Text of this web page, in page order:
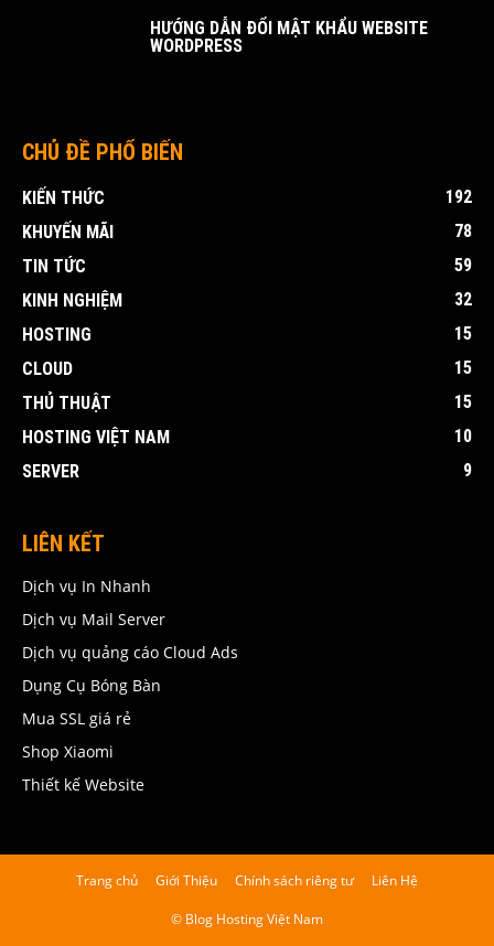
HƯỚNG DẪN ĐỔI MẬT KHẨU WEBSITE
WORDPRESS
CHỦ ĐỀ PHỔ BIẾN
KIẾN THỨC
192
KHUYẾN MÃI
78
TIN TỨC
59
KINH NGHIỆM
32
HOSTING
15
CLOUD
15
THỦ THUẬT
15
HOSTING VIỆT NAM
10
SERVER
9
LIÊN KẾT
Dịch vụ In Nhanh
Dịch vụ Mail Server
Dịch vụ quảng cáo Cloud Ads
Dụng Cụ Bóng Bàn
Mua SSL giá rẻ
Shop Xiaomi
Thiết kế Website
Trang chủ Giới Thiệu Chính sách riêng tư Liên Hệ
© Blog Hosting Việt Nam